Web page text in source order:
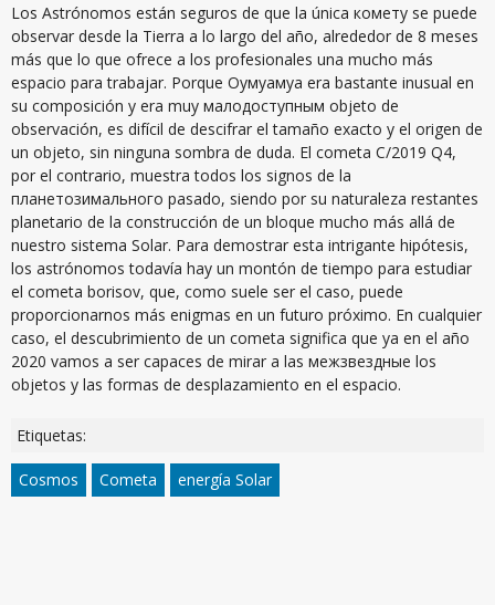
Los Astrónomos están seguros de que la única комету se puede
observar desde la Tierra a lo largo del año, alrededor de 8 meses
más que lo que ofrece a los profesionales una mucho más
espacio para trabajar. Porque Оумуамуа era bastante inusual en
su composición y era muy малодоступным objeto de
observación, es difícil de descifrar el tamaño exacto y el origen de
un objeto, sin ninguna sombra de duda. El cometa C/2019 Q4,
por el contrario, muestra todos los signos de la
планетозимального pasado, siendo por su naturaleza restantes
planetario de la construcción de un bloque mucho más allá de
nuestro sistema Solar. Para demostrar esta intrigante hipótesis,
los astrónomos todavía hay un montón de tiempo para estudiar
el cometa borisov, que, como suele ser el caso, puede
proporcionarnos más enigmas en un futuro próximo. En cualquier
caso, el descubrimiento de un cometa significa que ya en el año
2020 vamos a ser capaces de mirar a las межзвездные los
objetos y las formas de desplazamiento en el espacio.
Etiquetas:
Cosmos Cometa energía Solar